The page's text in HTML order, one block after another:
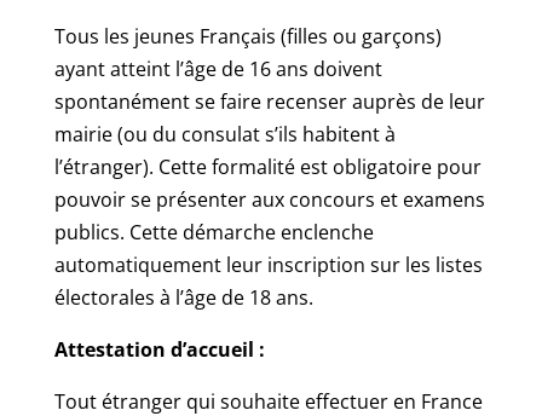
Tous les jeunes Français (filles ou garçons)
ayant atteint l’âge de 16 ans doivent
spontanément se faire recenser auprès de leur
mairie (ou du consulat s’ils habitent à
l’étranger). Cette formalité est obligatoire pour
pouvoir se présenter aux concours et examens
publics. Cette démarche enclenche
automatiquement leur inscription sur les listes
électorales à l’âge de 18 ans.
Attestation d’accueil :
Tout étranger qui souhaite effectuer en France